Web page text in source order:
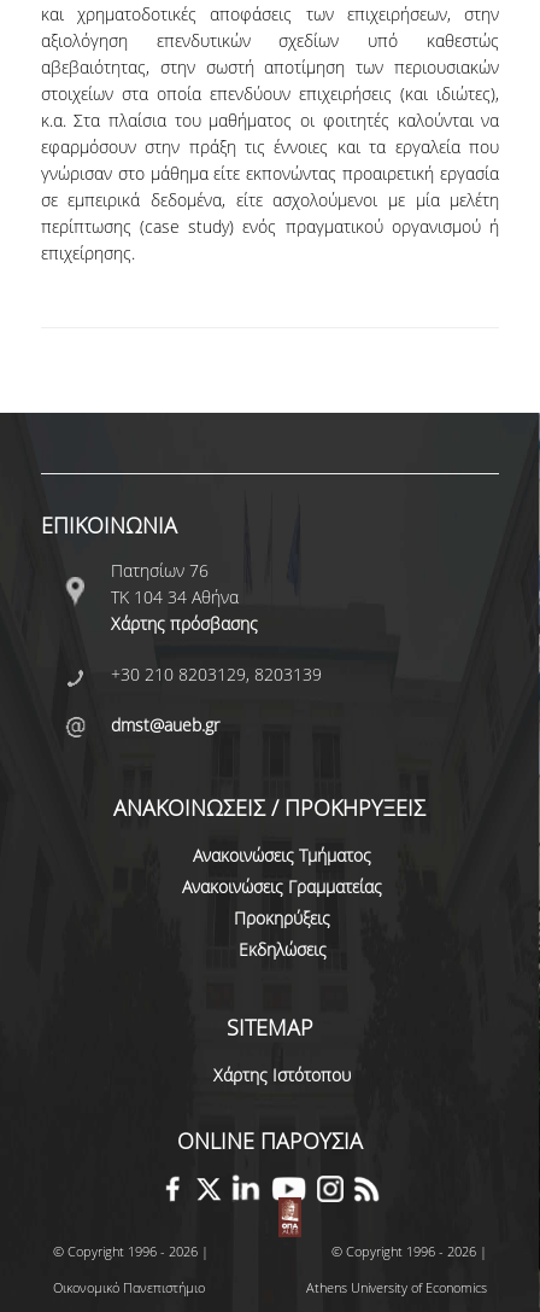
ΜΕΛΗ ΔΕΠ
ΕΠΙΤΙΜΟΙ ΔΙΔΑΚΤΟΡΕΣ
ΕΠΙΣΚΕΠΤΕΣ ΚΑΘΗΓΗΤΕΣ
ΜΕΛΗ Ε.ΔΙ.Π.
ΜΕΛΗ Ε.Τ.Ε.Π.
ΠΡΟΠΤΥΧΙΑΚΕΣ ΣΠΟΥΔΕΣ
ΟΔΗΓΟΣ ΚΑΙ ΚΑΤΕΥΘΥΝΣΕΙΣ ΣΠΟΥΔΩΝ
ΜΑΘΗΜΑΤΑ ΠΡΟΓΡΑΜΜΑΤΟΣ ΣΠΟΥΔΩΝ
ΜΑΘΗΜΑΤΑ ΕΛΕΥΘΕΡΗΣ ΕΠΙΛΟΓΗΣ ΑΠΟ
ΑΛΛΑ ΤΜΗΜΑΤΑ
ΒΡΑΒΕΙΑ ΕΡΓΑΣΙΩΝ
ΠΡΑΚΤΙΚΗ ΑΣΚΗΣΗ ΚΑΙ ΠΤΥΧΙΑΚΗ ΕΡΓΑΣΙΑ
ΔΙΔΑΣΚΑΛΙΑ ΚΑΙ ΕΞΕΤΑΣΕΙΣ
ΔΙΑΧΕΙΡΙΣΗ ΠΑΡΑΠΟΝΩΝ ΦΟΙΤΗΤΩΝ
ΜΕΤΑΠΤΥΧΙΑΚΕΣ ΣΠΟΥΔΕΣ
ΠΡΟΓΡΑΜΜΑΤΑ ΜΕΤΑΠΤΥΧΙΑΚΩΝ ΣΠΟΥΔΩΝ
ΔΙΔΑΚΤΟΡΙΚΟ ΠΡΟΓΡΑΜΜΑ
ΔΙΔΑΚΤΟΡΕΣ ΤΟΥ ΤΜΗΜΑΤΟΣ
ΥΠΟΨΗΦΙΟΙ ΔΙΔΑΚΤΟΡΕΣ
ΕΡΕΥΝΗΤΙΚΑ ΣΕΜΙΝΑΡΙΑ
και χρηματοδοτικές αποφάσεις των επιχειρήσεων, στην
αξιολόγηση επενδυτικών σχεδίων υπό καθεστώς
αβεβαιότητας, στην σωστή αποτίμηση των περιουσιακών
στοιχείων στα οποία επενδύουν επιχειρήσεις (και ιδιώτες),
κ.α. Στα πλαίσια του μαθήματος οι φοιτητές καλούνται να
εφαρμόσουν στην πράξη τις έννοιες και τα εργαλεία που
γνώρισαν στο μάθημα είτε εκπονώντας προαιρετική εργασία
σε εμπειρικά δεδομένα, είτε ασχολούμενοι με μία μελέτη
περίπτωσης (case study) ενός πραγματικού οργανισμού ή
επιχείρησης.
ΕΠΙΚΟΙΝΩΝΙΑ
Πατησίων 76
ΤΚ 104 34 Αθήνα
Χάρτης πρόσβασης
+30 210 8203129, 8203139
dmst@aueb.gr
ΑΝΑΚΟΙΝΩΣΕΙΣ / ΠΡΟΚΗΡΥΞΕΙΣ
Ανακοινώσεις Τμήματος
Ανακοινώσεις Γραμματείας
Προκηρύξεις
Εκδηλώσεις
SITEMAP
Χάρτης Ιστότοπου
ONLINE ΠΑΡΟΥΣΙΑ
© Copyright 1996 - 2026 |
Οικονομικό Πανεπιστήμιο
© Copyright 1996 - 2026 |
Athens University of Economics